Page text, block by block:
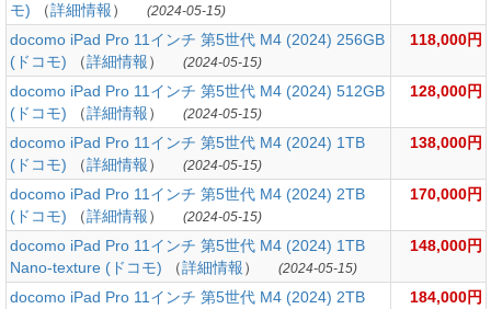
モ)
（詳細情報） (2024-05-15)
docomo iPad Pro 11インチ 第5世代 M4 (2024) 256GB
(ドコモ)
（詳細情報） (2024-05-15)
118,000円
docomo iPad Pro 11インチ 第5世代 M4 (2024) 512GB
(ドコモ)
（詳細情報） (2024-05-15)
128,000円
docomo iPad Pro 11インチ 第5世代 M4 (2024) 1TB
(ドコモ)
（詳細情報） (2024-05-15)
138,000円
docomo iPad Pro 11インチ 第5世代 M4 (2024) 2TB
(ドコモ)
（詳細情報） (2024-05-15)
170,000円
docomo iPad Pro 11インチ 第5世代 M4 (2024) 1TB
Nano-texture (ドコモ)
（詳細情報） (2024-05-15)
148,000円
docomo iPad Pro 11インチ 第5世代 M4 (2024) 2TB
184,000円